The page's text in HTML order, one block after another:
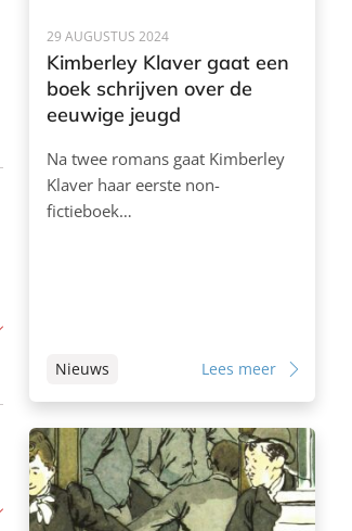
29 AUGUSTUS 2024
Kimberley Klaver gaat een
boek schrijven over de
eeuwige jeugd
Na twee romans gaat Kimberley
Klaver haar eerste non-
fictieboek…
Nieuws Lees meer